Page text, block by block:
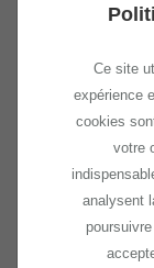
indépendants,
sont à la carte
Ce site
expérience
cookies
votre
analysent